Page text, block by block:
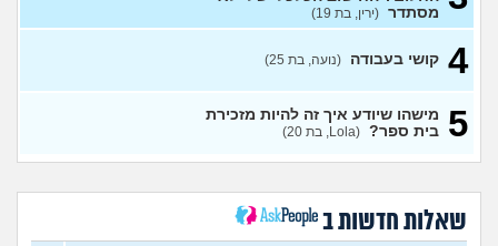
בת 26 מרגישה אבודה
26)
(מתעניינת, בת 25)
במה לעבוד? (אנונימי, בן 17)
מסתדר (ירין, בת 19)
4 קושי בעבודה (נועה, בת 25)
5
מישהו שיודע איך זה להיות מזכירת
בית ספר? (Lola, בת 20)
שאלות חדשות ב